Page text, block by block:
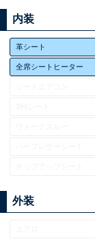
内装
革シート
全席シートヒーター
外装